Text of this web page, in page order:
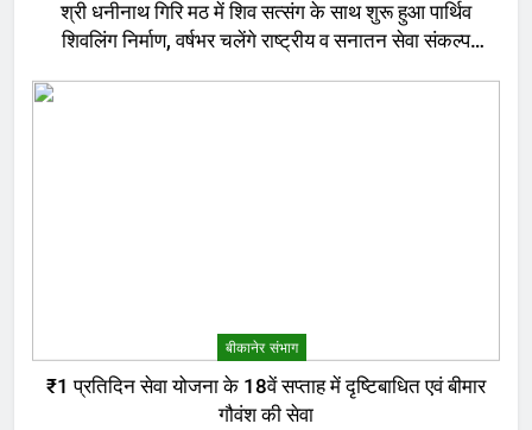
श्री धनीनाथ गिरि मठ में शिव सत्संग के साथ शुरू हुआ पार्थिव
शिवलिंग निर्माण, वर्षभर चलेंगे राष्ट्रीय व सनातन सेवा संकल्प
बीकानेर संभाग
₹1 प्रतिदिन सेवा योजना के 18वें सप्ताह में दृष्टिबाधित एवं बीमार
गौवंश की सेवा